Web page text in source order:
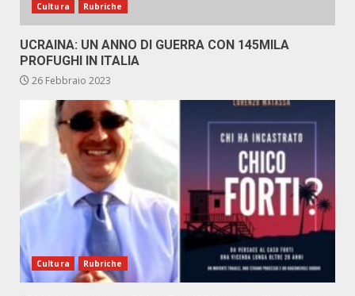
Cultura Rubriche
UCRAINA: UN ANNO DI GUERRA CON 145MILA
PROFUGHI IN ITALIA
26 Febbraio 2023
Cultura Rubriche